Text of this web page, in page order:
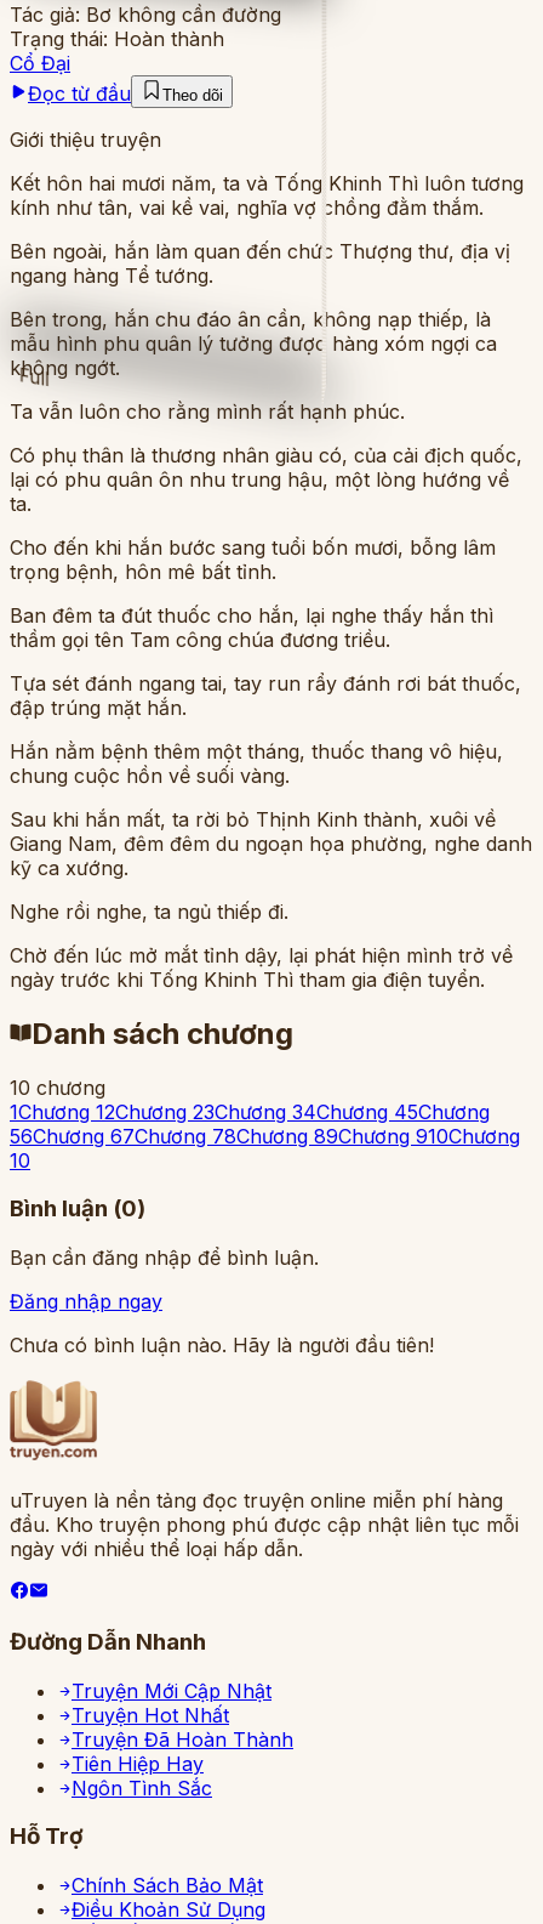
Full
Tác giả: Bơ không cần đường
Trạng thái: Hoàn thành
Cổ Đại
Đọc từ đầu
Theo dõi
Giới thiệu truyện
Kết hôn hai mươi năm, ta và Tống Khinh Thì luôn tương
kính như tân, vai kề vai, nghĩa vợ chồng đằm thắm.
Bên ngoài, hắn làm quan đến chức Thượng thư, địa vị
ngang hàng Tể tướng.
Bên trong, hắn chu đáo ân cần, không nạp thiếp, là
mẫu hình phu quân lý tưởng được hàng xóm ngợi ca
không ngớt.
Ta vẫn luôn cho rằng mình rất hạnh phúc.
Có phụ thân là thương nhân giàu có, của cải địch quốc,
lại có phu quân ôn nhu trung hậu, một lòng hướng về
ta.
Cho đến khi hắn bước sang tuổi bốn mươi, bỗng lâm
trọng bệnh, hôn mê bất tỉnh.
Ban đêm ta đút thuốc cho hắn, lại nghe thấy hắn thì
thầm gọi tên Tam công chúa đương triều.
Tựa sét đánh ngang tai, tay run rẩy đánh rơi bát thuốc,
đập trúng mặt hắn.
Hắn nằm bệnh thêm một tháng, thuốc thang vô hiệu,
chung cuộc hồn về suối vàng.
Sau khi hắn mất, ta rời bỏ Thịnh Kinh thành, xuôi về
Giang Nam, đêm đêm du ngoạn họa phường, nghe danh
kỹ ca xướng.
Nghe rồi nghe, ta ngủ thiếp đi.
Chờ đến lúc mở mắt tỉnh dậy, lại phát hiện mình trở về
ngày trước khi Tống Khinh Thì tham gia điện tuyển.
Danh sách chương
10 chương
1Chương 12Chương 23Chương 34Chương 45Chương
56Chương 67Chương 78Chương 89Chương 910Chương
10
Bình luận (0)
Bạn cần đăng nhập để bình luận.
Đăng nhập ngay
Chưa có bình luận nào. Hãy là người đầu tiên!
uTruyen là nền tảng đọc truyện online miễn phí hàng
đầu. Kho truyện phong phú được cập nhật liên tục mỗi
ngày với nhiều thể loại hấp dẫn.
Đường Dẫn Nhanh
Truyện Mới Cập Nhật
Truyện Hot Nhất
Truyện Đã Hoàn Thành
Tiên Hiệp Hay
Ngôn Tình Sắc
Hỗ Trợ
Chính Sách Bảo Mật
Điều Khoản Sử Dụng